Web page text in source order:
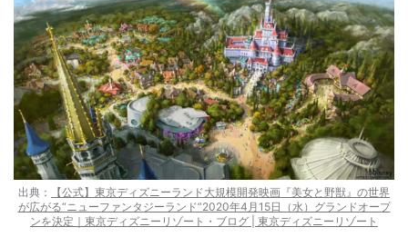
出典：
【公式】東京ディズニーランド大規模開発映画『美女と野獣』の世界
が広がる“ニューファンタジーランド”2020年4月15日（水）グランドオープ
ンを決定｜東京ディズニーリゾート・ブログ | 東京ディズニーリゾート